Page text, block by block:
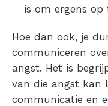
is om ergens op
Hoe dan ook, je
communiceren
angst. Het is
van die angst kan
communicatie en